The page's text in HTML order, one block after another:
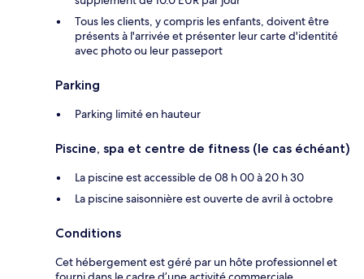
Tous les clients, y compris les enfants, doivent être
présents à l'arrivée et présenter leur carte d'identité
avec photo ou leur passeport
Parking
Parking limité en hauteur
Piscine, spa et centre de fitness (le cas échéant)
La piscine est accessible de 08 h 00 à 20 h 30
La piscine saisonnière est ouverte de avril à octobre
Conditions
Cet hébergement est géré par un hôte professionnel et